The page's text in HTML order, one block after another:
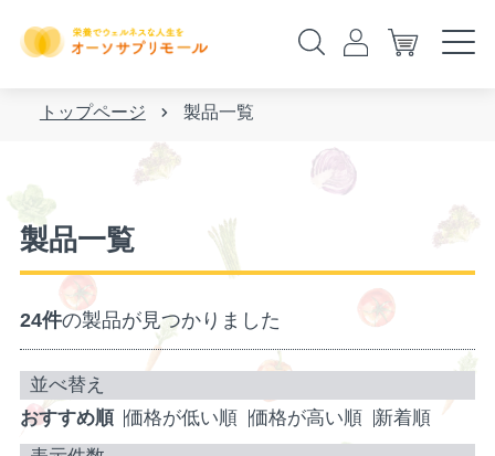
トップページ 製品一覧
製品一覧
24件の製品が見つかりました
おすすめ順 価格が低い順 価格が高い順 新着順